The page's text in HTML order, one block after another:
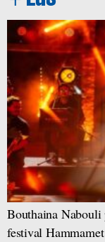
Bouthaina Nabouli
festival